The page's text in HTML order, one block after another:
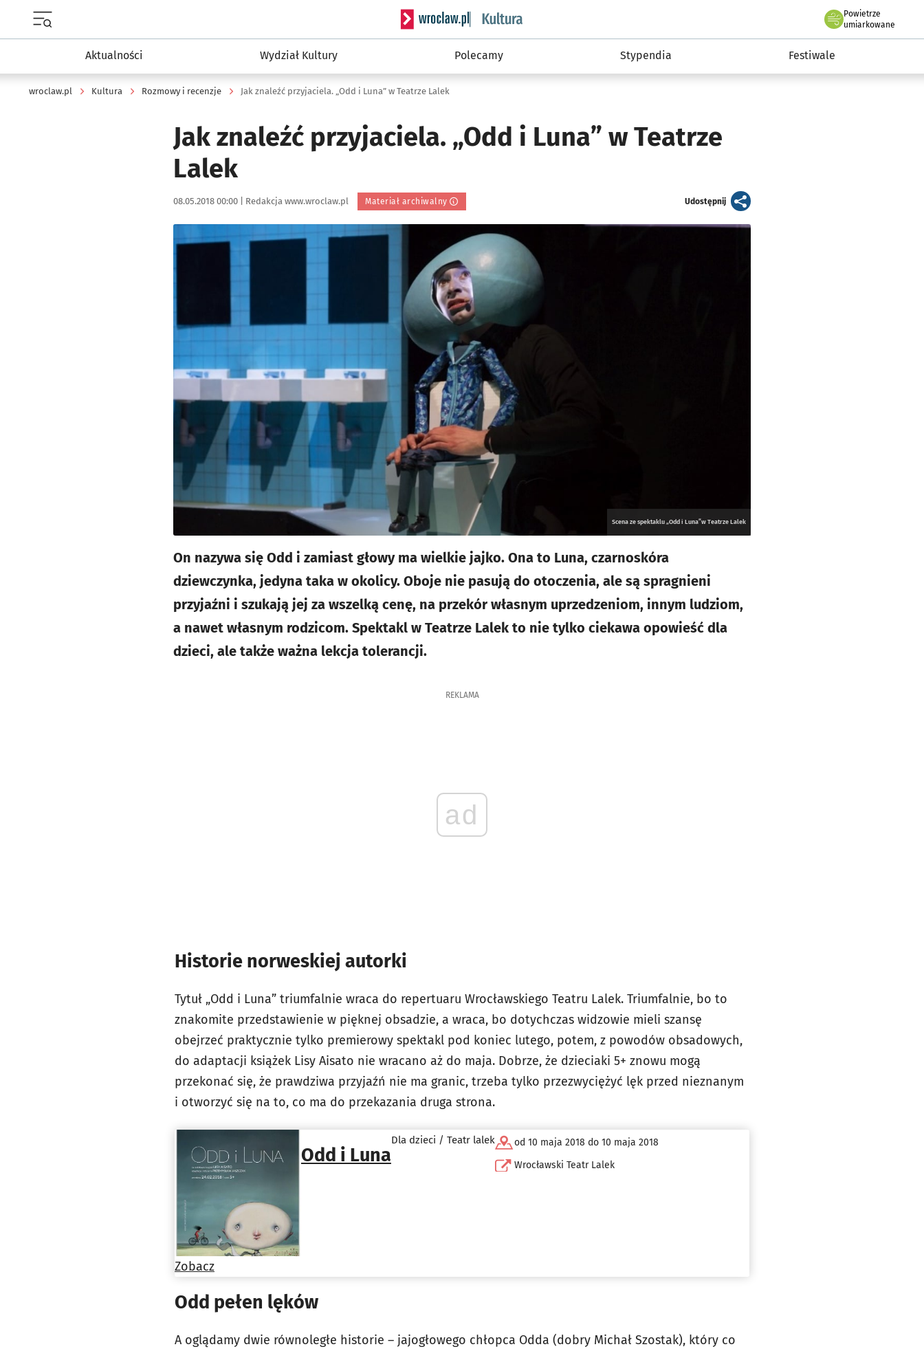
Serwis informacyjny wroclaw.pl podserwis: Kultura
Powietrze
we Wrocławiu
umiarkowane
Aktualności Wydział Kultury Polecamy Stypendia Festiwale
wroclaw.pl Kultura Rozmowy i recenzje Jak znaleźć przyjaciela. „Odd i Luna” w Teatrze Lalek
Jak znaleźć przyjaciela. „Odd i Luna” w Teatrze
Lalek
Data publikacji:
08.05.2018 00:00 | Autor:
Redakcja www.wroclaw.pl Materiał archiwalny Udostępnijartykuł
Scena ze spektaklu „Odd i Luna”w Teatrze Lalek
On nazywa się Odd i zamiast głowy ma wielkie jajko. Ona to Luna, czarnoskóra
dziewczynka, jedyna taka w okolicy. Oboje nie pasują do otoczenia, ale są spragnieni
przyjaźni i szukają jej za wszelką cenę, na przekór własnym uprzedzeniom, innym ludziom,
a nawet własnym rodzicom. Spektakl w Teatrze Lalek to nie tylko ciekawa opowieść dla
dzieci, ale także ważna lekcja tolerancji.
REKLAMA
ad
Historie norweskiej autorki
Tytuł „Odd i Luna” triumfalnie wraca do repertuaru Wrocławskiego Teatru Lalek. Triumfalnie, bo to
znakomite przedstawienie w pięknej obsadzie, a wraca, bo dotychczas widzowie mieli szansę
obejrzeć praktycznie tylko premierowy spektakl pod koniec lutego, potem, z powodów obsadowych,
do adaptacji książek Lisy Aisato nie wracano aż do maja. Dobrze, że dzieciaki 5+ znowu mogą
przekonać się, że prawdziwa przyjaźń nie ma granic, trzeba tylko przezwyciężyć lęk przed nieznanym
i otworzyć się na to, co ma do przekazania druga strona.
Odd i Luna
Dla dzieci / Teatr lalek
od 10 maja 2018 do 10 maja 2018
Wrocławski Teatr Lalek
Zobacz
Odd pełen lęków
A oglądamy dwie równoległe historie – jajogłowego chłopca Odda (dobry Michał Szostak), który co